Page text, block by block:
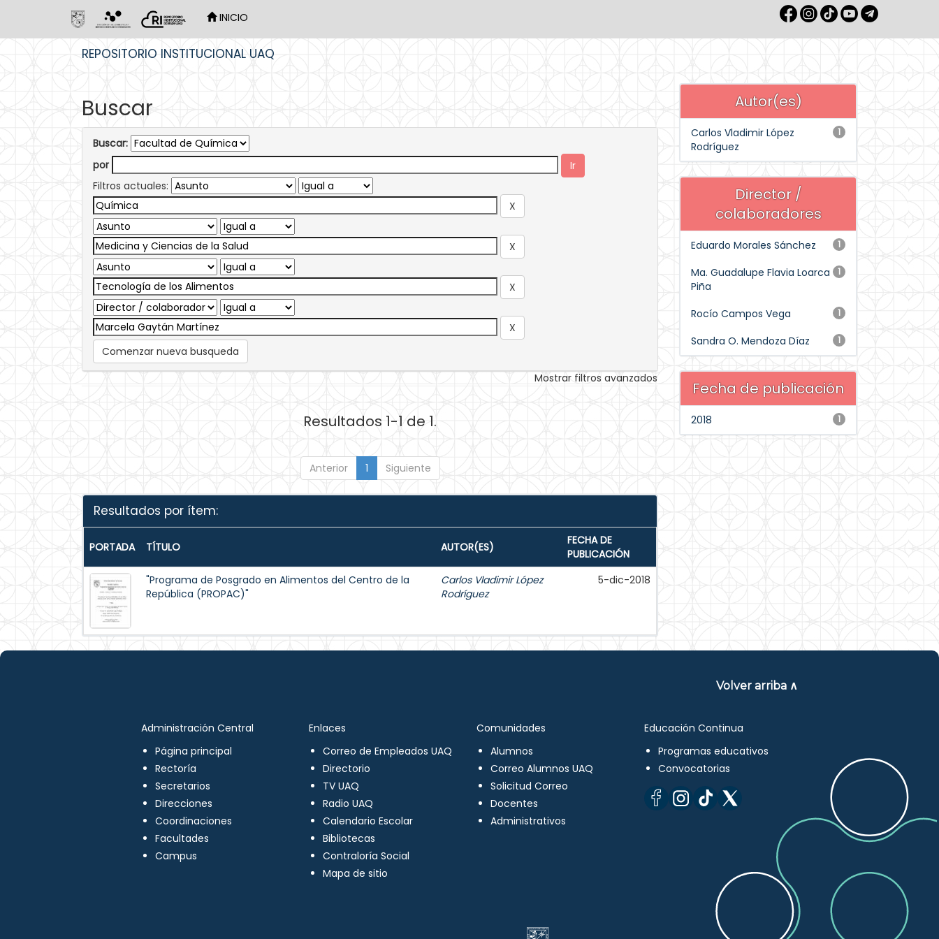
INICIO
REPOSITORIO INSTITUCIONAL UAQ
Buscar
Buscar:
por
Filtros actuales:
Comenzar nueva busqueda
Mostrar filtros avanzados
Resultados 1-1 de 1.
Anterior 1 Siguiente
Resultados por ítem:
PORTADA TÍTULO AUTOR(ES)
FECHA DE
PUBLICACIÓN
"Programa de Posgrado en Alimentos del Centro de la
República (PROPAC)"
Carlos Vladimir López
Rodríguez
5-dic-2018
Autor(es)
1
Carlos Vladimir López
Rodríguez
Director /
colaboradores
1
Eduardo Morales Sánchez
1
Ma. Guadalupe Flavia Loarca
Piña
1
Rocío Campos Vega
1
Sandra O. Mendoza Díaz
Fecha de publicación
1
2018
Volver arriba ∧
Administración Central
Página principal
Rectoría
Secretarios
Direcciones
Coordinaciones
Facultades
Campus
Enlaces
Correo de Empleados UAQ
Directorio
TV UAQ
Radio UAQ
Calendario Escolar
Bibliotecas
Contraloría Social
Mapa de sitio
Comunidades
Alumnos
Correo Alumnos UAQ
Solicitud Correo
Docentes
Administrativos
Educación Continua
Programas educativos
Convocatorias